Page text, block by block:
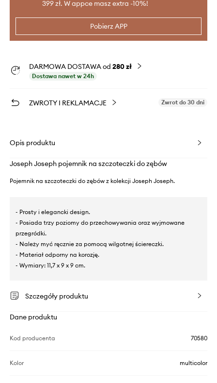
399 zł. W appce masz extra -10%!
Pobierz APP
DARMOWA DOSTAWA od 280 zł
Dostawa nawet w 24h
ZWROTY I REKLAMACJE Zwrot do 30 dni
Opis produktu
Joseph Joseph pojemnik na szczoteczki do zębów
Pojemnik na szczoteczki do zębów z kolekcji Joseph Joseph.
- Prosty i elegancki design.
- Posiada trzy poziomy do przechowywania oraz wyjmowane
przegródki.
- Należy myć ręcznie za pomocą wilgotnej ściereczki.
- Materiał odporny na korozję.
- Wymiary: 11,7 x 9 x 9 cm.
Szczegóły produktu
Dane produktu
Kod producenta 70580
Kolor multicolor